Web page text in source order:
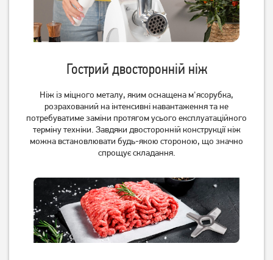
М'ясорубка Zelmer ZMM
9801B
М'ясорубка Moulinex
ME307832
Гострий двосторонній ніж
Ніж із міцного металу, яким оснащена м'ясорубка,
розрахований на інтенсивні навантаження та не
потребуватиме заміни протягом усього експлуатаційного
терміну техніки. Завдяки двосторонній конструкції ніж
можна встановлювати будь-якою стороною, що значно
спрощує складання.